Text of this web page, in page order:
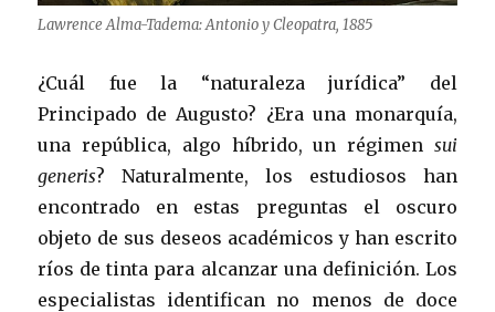
Lawrence Alma-Tadema: Antonio y Cleopatra, 1885
¿Cuál fue la “naturaleza jurídica” del
Principado de Augusto? ¿Era una monarquía,
una república, algo híbrido, un régimen sui
generis? Naturalmente, los estudiosos han
encontrado en estas preguntas el oscuro
objeto de sus deseos académicos y han escrito
ríos de tinta para alcanzar una definición. Los
especialistas identifican no menos de doce